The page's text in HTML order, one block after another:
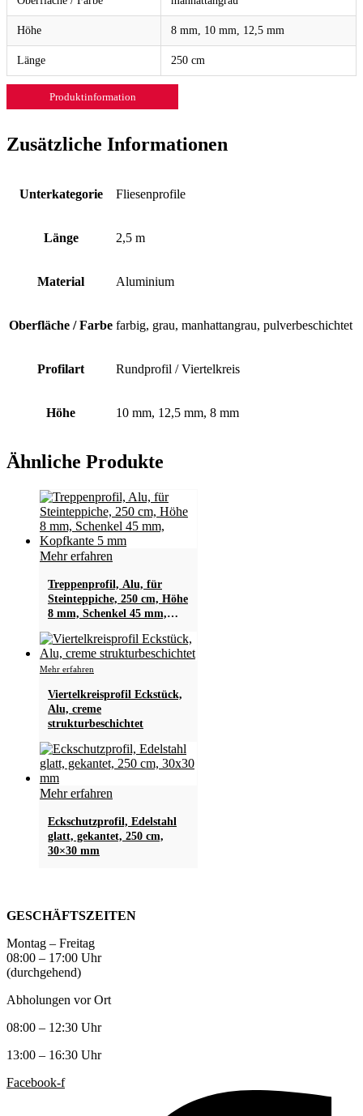
Höhe 8 mm, 10 mm, 12,5 mm
Länge 250 cm
Produktinformation
Zusätzliche Informationen
Unterkategorie Fliesenprofile
Länge 2,5 m
Material Aluminium
Oberfläche / Farbe farbig, grau, manhattangrau, pulverbeschichtet
Profilart Rundprofil / Viertelkreis
Höhe 10 mm, 12,5 mm, 8 mm
Ähnliche Produkte
Mehr erfahren
Treppenprofil, Alu, für
Steinteppiche, 250 cm, Höhe
8 mm, Schenkel 45 mm,
Mehr erfahren
weist
mehrere
Varianten
Die
Optionen
auf
Produktseite
gewählt
werden
Viertelkreisprofil Eckstück,
Alu, creme
strukturbeschichtet
Mehr erfahren
Eckschutzprofil, Edelstahl
glatt, gekantet, 250 cm,
30×30 mm
GESCHÄFTSZEITEN
Montag – Freitag
08:00 – 17:00 Uhr
(durchgehend)
Abholungen vor Ort
08:00 – 12:30 Uhr
13:00 – 16:30 Uhr
Facebook-f